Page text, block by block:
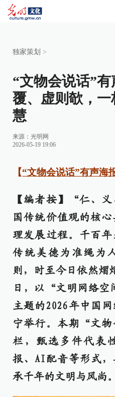
独家策划 >
“文物会说话”有
覆、虚则欹，
慧
来源： 光明网
2026-05-19 19:06
【“文物会说话”有声
【编者按】“仁、
国传统价值观的核
理发展过程。千百
传统美德为准绳为
则，时至今日依然熠
日，以“文明网络
主题的2026年中国
宁举行。本期“文
栏，甄选多件代表
报、AI配音等形式
承千年的文明与风尚。